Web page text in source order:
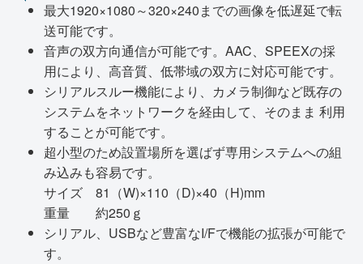
最大1920×1080～320×240までの画像を低遅延で転
送可能です。
音声の双方向通信が可能です。AAC、SPEEXの採
用により、高音質、低帯域の双方に対応可能です。
シリアルスルー機能により、カメラ制御など既存の
システムをネットワークを経由して、そのまま 利用
することが可能です。
超小型のため設置場所を選ばず専用システムへの組
み込みも容易です。
サイズ 81（W)×110（D)×40（H)mm
重量 約250ｇ
シリアル、USBなど豊富なI/Fで機能の拡張が可能で
す。